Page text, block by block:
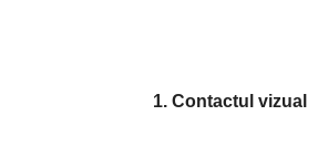
1. Contactul vizual